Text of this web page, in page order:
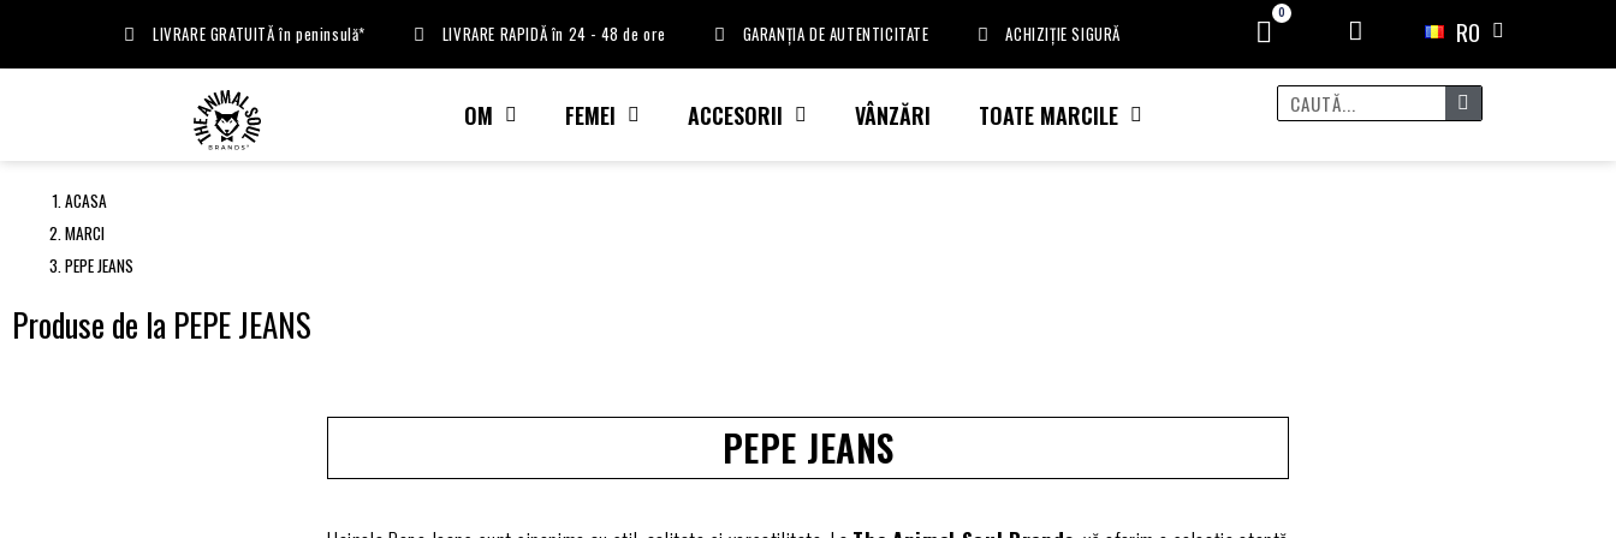
LIVRARE GRATUITĂ în peninsulă* LIVRARE RAPIDĂ în 24 - 48 de ore GARANȚIA DE AUTENTICITATE ACHIZIȚIE SIGURĂ RO
OM FEMEI ACCESORII VÂNZĂRI TOATE MARCILE
ACASA
MARCI
PEPE JEANS
Produse de la PEPE JEANS
PEPE JEANS